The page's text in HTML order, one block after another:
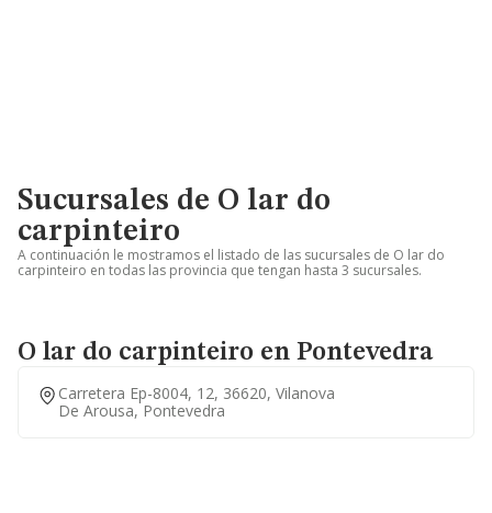
Sucursales de O lar do
carpinteiro
A continuación le mostramos el listado de las sucursales de O lar do
carpinteiro en todas las provincia que tengan hasta 3 sucursales.
O lar do carpinteiro en Pontevedra
Carretera Ep-8004, 12, 36620, Vilanova
De Arousa, Pontevedra